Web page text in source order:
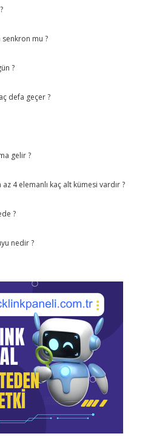
mu ?
?
defa geçer ?
gelir ?
4 elemanlı kaç alt kümesi vardır ?
?
nedir ?